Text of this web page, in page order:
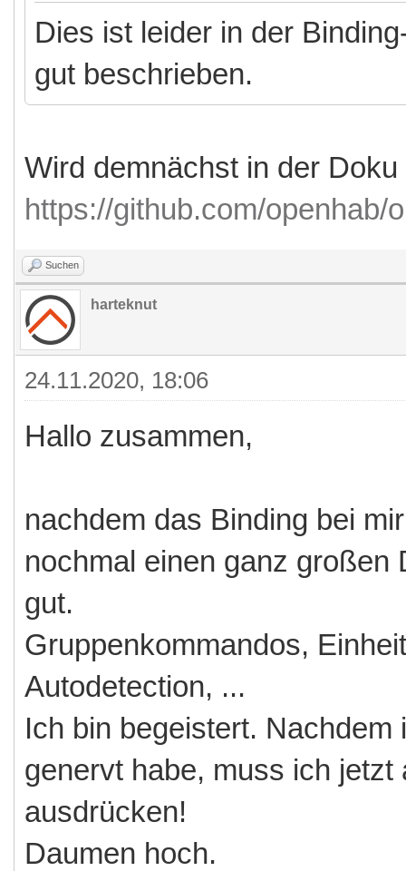
Dies ist leider in der
gut beschrieben.
Wird demnächst in der
https://github.com/openhab/
Suchen
harteknut
24.11.2020, 18:06
Hallo zusammen,
nachdem das Binding bei
nochmal einen ganz
gut.
Gruppenkommandos,
Autodetection, ...
Ich bin begeistert.
genervt habe, muss ich
ausdrücken!
Daumen hoch.